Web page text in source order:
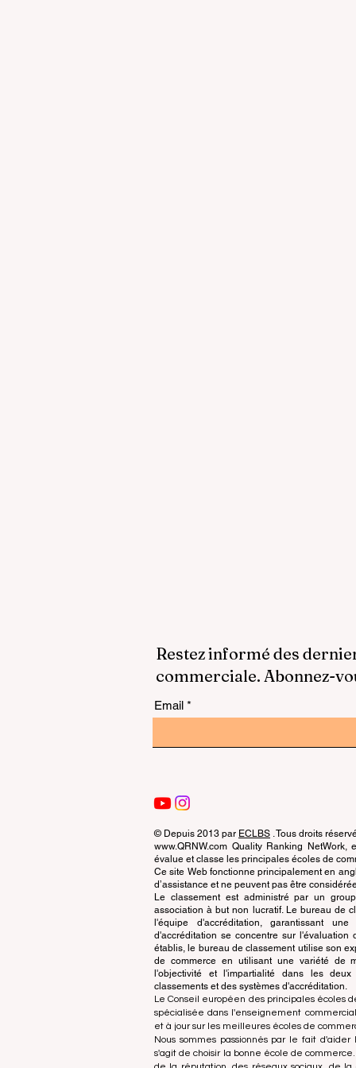
Restez informé des
commerciale. Abonnez-
Email
© Depuis 2013 par ECLBS . Tous droits
www.QRNW.com Quality Ranking
évalue et classe les principales écoles de
Ce site Web fonctionne principalement en
d’assistance et ne peuvent pas être
Le classement est administré par un
association à but non lucratif. Le bureau de
l'équipe d'accréditation, garantissant
d'accréditation se concentre sur
établis, le bureau de classement utilise son
de commerce en utilisant une variété de
l'objectivité et l'impartialité dans les
classements et des systèmes d'accréditation.
Le Conseil européen des principales écoles
spécialisée dans l'enseignement
et à jour sur les meilleures écoles de
Nous sommes passionnés par le fait
s'agit de choisir la bonne école de